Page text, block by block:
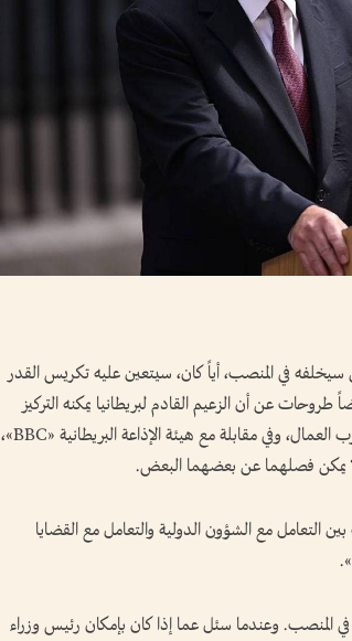
سيخلفه في المنصب، أياً كان، سيتعين عليه تكريس القدر
عن أن الزعيم القادم لبريطانيا يمكنه التركيز
بصورة أكبر على القضايا الداخلية، واعتبر أنه «أنقذ» حزب العمال، وفي مقابلة مع هيئة الإذاعة البريطانية «BBC»،
لا يمكن فصلهما عن بعضهما البعض.
التعامل مع الشؤون الدولية والتعامل مع القضايا
المنصب. وعندما سئل عما إذا كان بإمكان رئيس وزراء